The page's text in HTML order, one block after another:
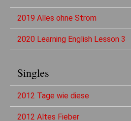
2019 Alles ohne Strom
2020 Learning English Lesson 3
Singles
2012 Tage wie diese
2012 Altes Fieber